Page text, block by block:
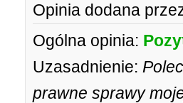
Opinia dodana
Ogólna opinia:
Uzasadnienie:
prawne sprawy